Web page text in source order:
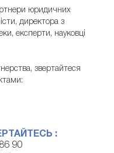
юридичних
директора з
експерти, науковці
звертайтеся
:
90